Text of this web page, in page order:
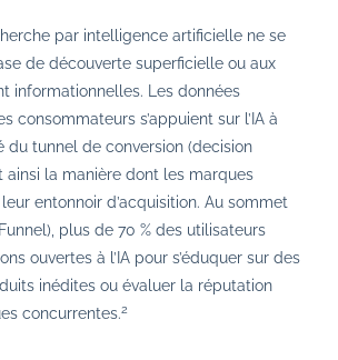
par intelligence artificielle ne se
de découverte superficielle ou aux
informationnelles. Les données
consommateurs s’appuient sur l’IA à
du tunnel de conversion (decision
ainsi la manière dont les marques
entonnoir d’acquisition. Au sommet
plus de 70 % des utilisateurs
ouvertes à l’IA pour s’éduquer sur des
inédites ou évaluer la réputation
concurrentes.2